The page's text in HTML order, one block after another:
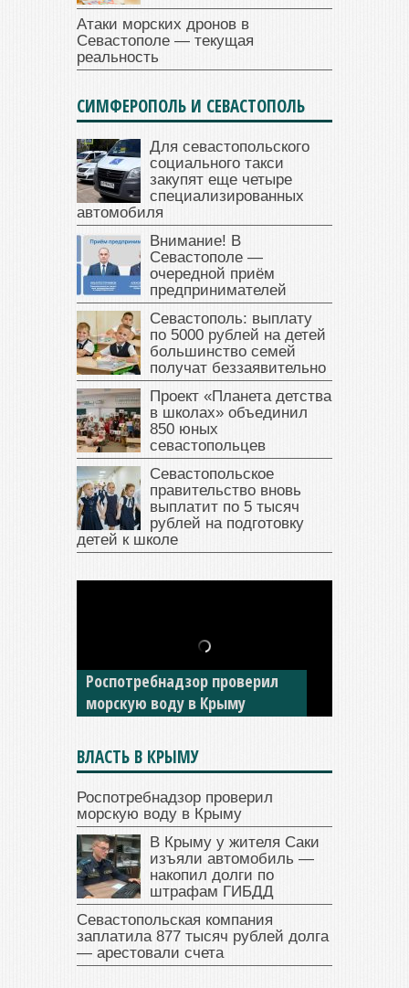
Атаки морских дронов в
Севастополе — текущая
реальность
СИМФЕРОПОЛЬ И СЕВАСТОПОЛЬ
Для севастопольского
социального такси
закупят еще четыре
специализированных
автомобиля
Внимание! В
Севастополе —
очередной приём
предпринимателей
Севастополь: выплату
по 5000 рублей на детей
большинство семей
получат беззаявительно
Проект «Планета детства
в школах» объединил
850 юных
севастопольцев
Севастопольское
правительство вновь
выплатит по 5 тысяч
рублей на подготовку
детей к школе
Роспотребнадзор проверил
морскую воду в Крыму
В Крыму у жителя Саки
изъяли автомобиль —
накопил долги по штрафам
ГИБДД
ВЛАСТЬ В КРЫМУ
Роспотребнадзор проверил
морскую воду в Крыму
В Крыму у жителя Саки
изъяли автомобиль —
накопил долги по
штрафам ГИБДД
Севастопольская компания
заплатила 877 тысяч рублей долга
— арестовали счета